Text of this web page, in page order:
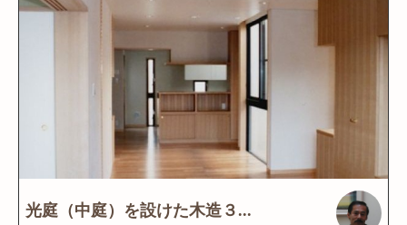
光庭（中庭）を設けた木造３...